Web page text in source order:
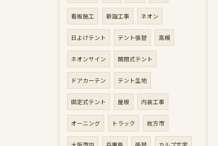
看板施工 新設工事 ネオン
日よけテント テント張替 高槻
ネオンサイン 開閉式テント
ドアカーテン テント生地
固定式テント 屋根 内装工事
オーニング トラック 枚方市